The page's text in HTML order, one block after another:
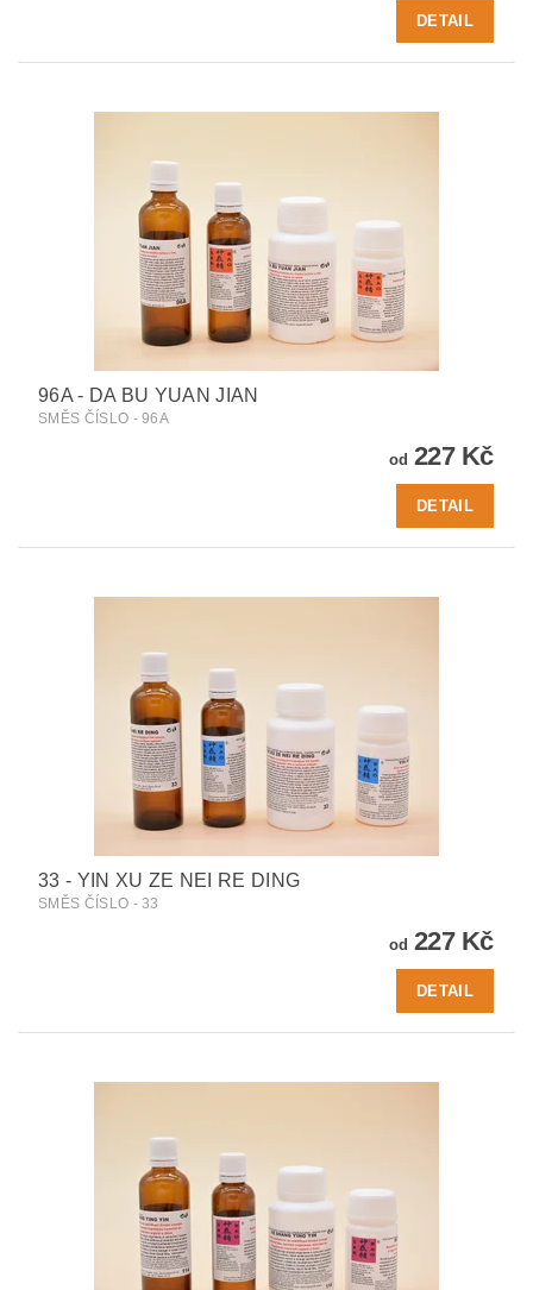
DETAIL
96A - DA BU YUAN JIAN
SMĚS ČÍSLO - 96A
od 227 Kč
DETAIL
33 - YIN XU ZE NEI RE DING
SMĚS ČÍSLO - 33
od 227 Kč
DETAIL